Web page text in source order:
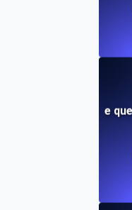
Qu'est-ce